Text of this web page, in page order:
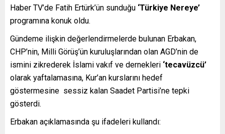
Haber TV’de Fatih Ertürk’ün sunduğu ‘Türkiye Nereye’
programına konuk oldu.
Gündeme ilişkin değerlendirmelerde bulunan Erbakan,
CHP’nin, Milli Görüş’ün kuruluşlarından olan AGD’nin de
ismini zikrederek İslami vakıf ve dernekleri ‘tecavüzcü’
olarak yaftalamasına, Kur’an kurslarını hedef
göstermesine sessiz kalan Saadet Partisi’ne tepki
gösterdi.
Erbakan açıklamasında şu ifadeleri kullandı: